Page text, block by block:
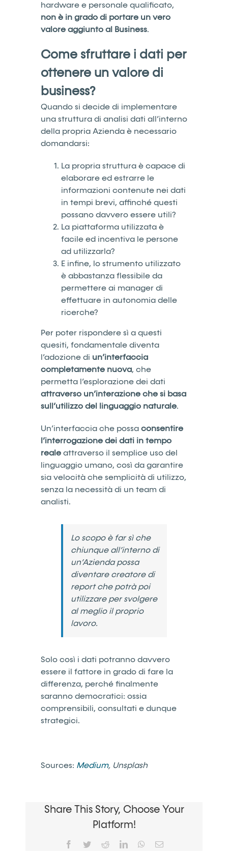
hardware e personale qualificato,
non è in grado di portare un vero
valore aggiunto al Business.
Come sfruttare i dati per
ottenere un valore di
business?
Quando si decide di implementare
una struttura di analisi dati all’interno
della propria Azienda è necessario
domandarsi:
La propria struttura è capace di
elaborare ed estrarre le
informazioni contenute nei dati
in tempi brevi, affinché questi
possano davvero essere utili?
La piattaforma utilizzata è
facile ed incentiva le persone
ad utilizzarla?
E infine, lo strumento utilizzato
è abbastanza flessibile da
permettere ai manager di
effettuare in autonomia delle
ricerche?
Per poter rispondere sì a questi
quesiti, fondamentale diventa
l’adozione di un’interfaccia
completamente nuova, che
permetta l’esplorazione dei dati
attraverso un’interazione che si basa
sull’utilizzo del linguaggio naturale.
Un’interfaccia che possa consentire
l’interrogazione dei dati in tempo
reale attraverso il semplice uso del
linguaggio umano, così da garantire
sia velocità che semplicità di utilizzo,
senza la necessità di un team di
analisti.
Lo scopo è far sì che
chiunque all’interno di
un’Azienda possa
diventare creatore di
report che potrà poi
utilizzare per svolgere
al meglio il proprio
lavoro.
Solo così i dati potranno davvero
essere il fattore in grado di fare la
differenza, perché finalmente
saranno democratici: ossia
comprensibili, consultati e dunque
strategici.
Sources: Medium, Unsplash
Share This Story, Choose Your
Platform!
Facebook
TwitterRedditLinkedInWhatsApp
Email